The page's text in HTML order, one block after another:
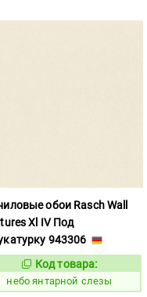
обои Rasch Wall
Xl IV Под
943306
1124846
Код товара:
небо янтарной слезы